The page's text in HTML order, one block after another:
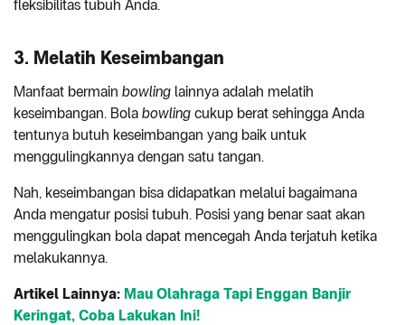
fleksibilitas tubuh Anda.
3. Melatih Keseimbangan
Manfaat bermain bowling lainnya adalah melatih
keseimbangan. Bola bowling cukup berat sehingga Anda
tentunya butuh keseimbangan yang baik untuk
menggulingkannya dengan satu tangan.
Nah, keseimbangan bisa didapatkan melalui bagaimana
Anda mengatur posisi tubuh. Posisi yang benar saat akan
menggulingkan bola dapat mencegah Anda terjatuh ketika
melakukannya.
Artikel Lainnya: Mau Olahraga Tapi Enggan Banjir
Keringat, Coba Lakukan Ini!